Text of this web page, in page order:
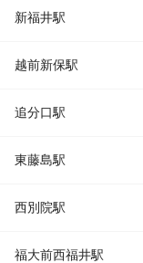
新福井駅
越前新保駅
追分口駅
東藤島駅
西別院駅
福大前西福井駅